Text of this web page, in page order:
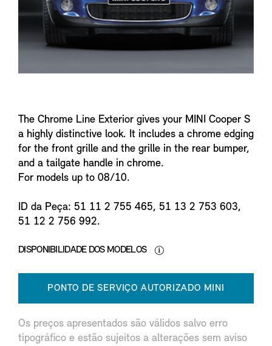
The Chrome Line Exterior gives your MINI Cooper S
a highly distinctive look. It includes a chrome edging
for the front grille and the grille in the rear bumper,
and a tailgate handle in chrome.
For models up to 08/10.
ID da Peça: 51 11 2 755 465, 51 13 2 753 603,
51 12 2 756 992.
DISPONIBILIDADE DOS MODELOS
PONTO DE SERVIÇO AUTORIZADO MINI
Os preços apresentados são válidos salvo erro
tipográfico e estão sujeitos a alterações sem aviso